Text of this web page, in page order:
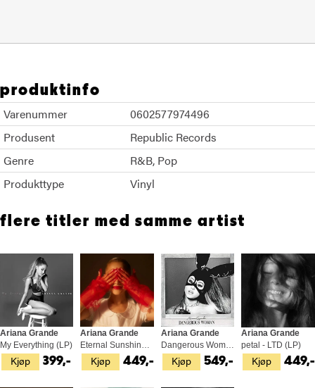
produktinfo
Varenummer
0602577974496
Produsent
Republic Records
Genre
R&B Pop
Produkttype
Vinyl
flere titler med samme artist
Kjøp
Ariana Grande
My Everything (LP)
399,- Kjøp
Ariana Grande
Eternal Sunshine - LTD (LP)
449,- Kjøp
Ariana Grande
Dangerous Woman (2LP)
549,- Kjøp
Ariana Grande
petal - LTD (LP)
449,-